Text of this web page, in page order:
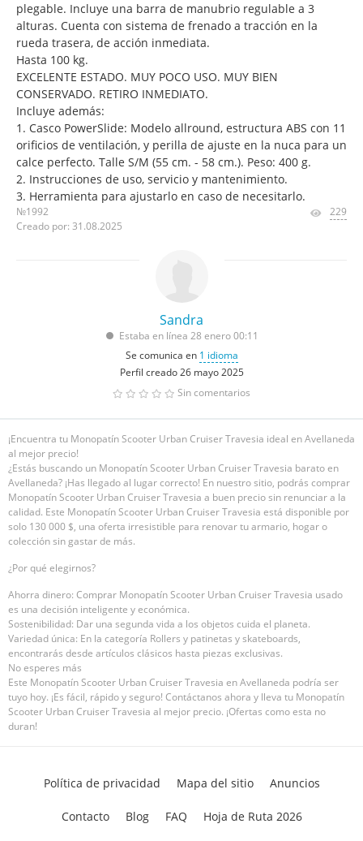
plegable. Incluye una barra de manubrio regulable a 3
alturas. Cuenta con sistema de frenado a tracción en la
rueda trasera, de acción inmediata.
Hasta 100 kg.
EXCELENTE ESTADO. MUY POCO USO. MUY BIEN
CONSERVADO. RETIRO INMEDIATO.
Incluye además:
1. Casco PowerSlide: Modelo allround, estructura ABS con 11
orificios de ventilación, y perilla de ajuste en la nuca para un
calce perfecto. Talle S/M (55 cm. - 58 cm.). Peso: 400 g.
2. Instrucciones de uso, servicio y mantenimiento.
3. Herramienta para ajustarlo en caso de necesitarlo.
№1992
Creado por: 31.08.2025
229
Sandra
Estaba en línea 28 enero 00:11
Se comunica en 1 idioma
Perfil creado 26 mayo 2025
Sin comentarios
¡Encuentra tu Monopatín Scooter Urban Cruiser Travesia ideal en Avellaneda
al mejor precio!
¿Estás buscando un Monopatín Scooter Urban Cruiser Travesia barato en
Avellaneda? ¡Has llegado al lugar correcto! En nuestro sitio, podrás comprar
Monopatín Scooter Urban Cruiser Travesia a buen precio sin renunciar a la
calidad. Este Monopatín Scooter Urban Cruiser Travesia está disponible por
solo 130 000 $, una oferta irresistible para renovar tu armario, hogar o
colección sin gastar de más.
¿Por qué elegirnos?
Ahorra dinero: Comprar Monopatín Scooter Urban Cruiser Travesia usado
es una decisión inteligente y económica.
Sostenibilidad: Dar una segunda vida a los objetos cuida el planeta.
Variedad única: En la categoría Rollers y patinetas y skateboards,
encontrarás desde artículos clásicos hasta piezas exclusivas.
No esperes más
Este Monopatín Scooter Urban Cruiser Travesia en Avellaneda podría ser
tuyo hoy. ¡Es fácil, rápido y seguro! Contáctanos ahora y lleva tu Monopatín
Scooter Urban Cruiser Travesia al mejor precio. ¡Ofertas como esta no
duran!
Política de privacidad Mapa del sitio Anuncios
Contacto Blog FAQ Hoja de Ruta 2026